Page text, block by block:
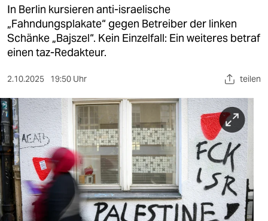
gesellschaft
kultur
sport
berlin
nord
wahrheit
verlag
verlag
In Berlin kursieren anti-israelische
„Fahndungsplakate“ gegen Betreiber der linken
Schänke „Bajszel“. Kein Einzelfall: Ein weiteres betraf
einen taz-Redakteur.
2.10.2025 19:50 Uhr teilen